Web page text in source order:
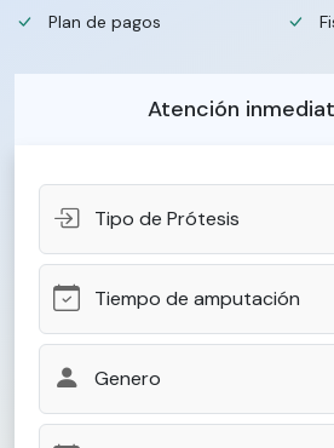
Plan de pagos
Atención